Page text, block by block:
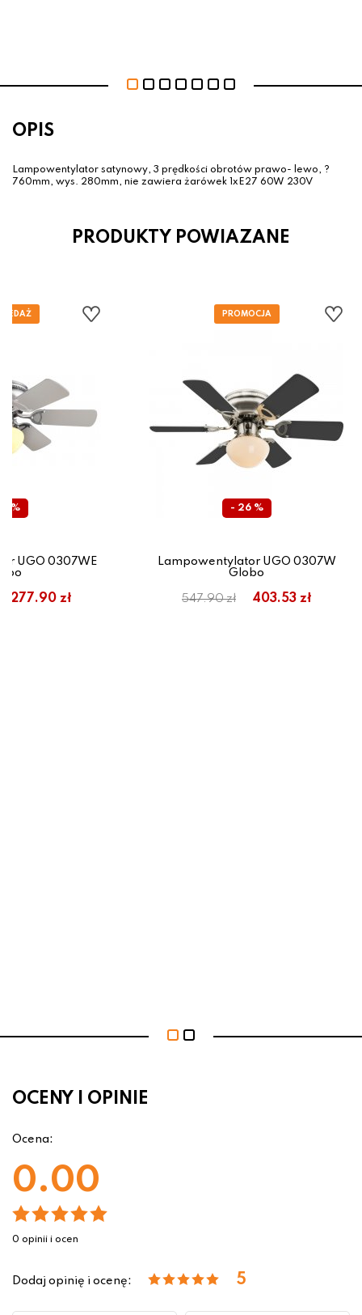
OPIS
Lampowentylator satynowy, 3 prędkości obrotów prawo- lewo, ?
760mm, wys. 280mm, nie zawiera żarówek 1xE27 60W 230V
PRODUKTY POWIAZANE
%
UGO 0307WE
277.90 zł
- 26 %
Lampowentylator UGO 0307W
Globo
547.90 zł 403.53 zł
OCENY I OPINIE
Ocena:
0.00
0 opinii i ocen
Dodaj opinię i ocenę: 5